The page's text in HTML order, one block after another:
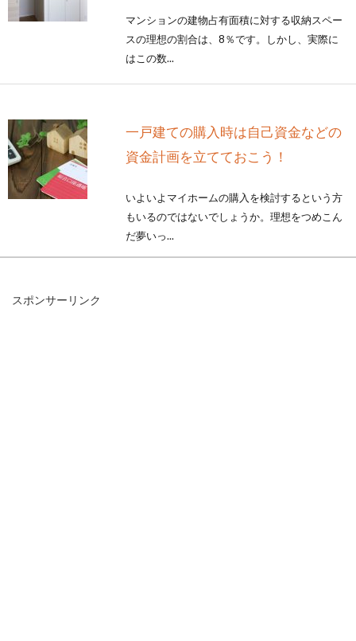
マンションの建物占有面積に対する収納スペー
スの理想の割合は、8％です。しかし、実際に
はこの数...
一戸建ての購入時は自己資金などの
資金計画を立てておこう！
いよいよマイホームの購入を検討するという方
もいるのではないでしょうか。理想をつめこん
だ夢いっ...
スポンサーリンク